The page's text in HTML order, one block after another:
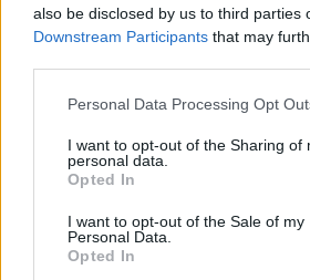
also be disclosed by us to third parties
Downstream Participants that may
Personal Data Processing Opt
I want to opt-out of the Sharing of
personal data.
Opted In
I want to opt-out of the Sale of my
Personal Data.
Opted In
V
hlavním vchodem, informovala agentura
omezující rozmnožování holubů
8.8.2026 11:31 | ZNOJMO (